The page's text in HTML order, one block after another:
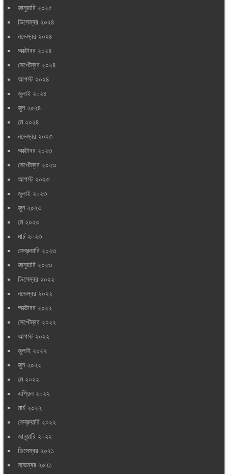
জানুয়ারি ২০২৫
ডিসেম্বর ২০২৪
নভেম্বর ২০২৪
অক্টোবর ২০২৪
সেপ্টেম্বর ২০২৪
আগস্ট ২০২৪
জুলাই ২০২৪
জুন ২০২৪
মে ২০২৪
নভেম্বর ২০২৩
অক্টোবর ২০২৩
সেপ্টেম্বর ২০২৩
আগস্ট ২০২৩
জুলাই ২০২৩
জুন ২০২৩
মে ২০২৩
মার্চ ২০২৩
ফেব্রুয়ারি ২০২৩
জানুয়ারি ২০২৩
ডিসেম্বর ২০২২
নভেম্বর ২০২২
অক্টোবর ২০২২
সেপ্টেম্বর ২০২২
আগস্ট ২০২২
জুলাই ২০২২
জুন ২০২২
মে ২০২২
এপ্রিল ২০২২
মার্চ ২০২২
ফেব্রুয়ারি ২০২২
জানুয়ারি ২০২২
ডিসেম্বর ২০২১
নভেম্বর ২০২১